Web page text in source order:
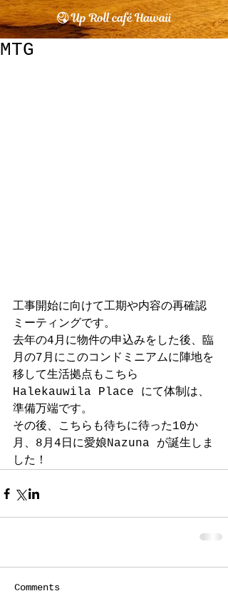
MTG
工事開始に向けて工期や内容の再確認
ミーティングです。
去年の4月に物件の申込みをした後、臨
月の7月にこのコンドミニアムに陣地を
移して生活拠点もこちら
Halekauwila Place にて体制は、
準備万端です。
その後、こちらも待ちに待った10か
月、8月4日に愛娘Nazuna が誕生しま
した！
Comments